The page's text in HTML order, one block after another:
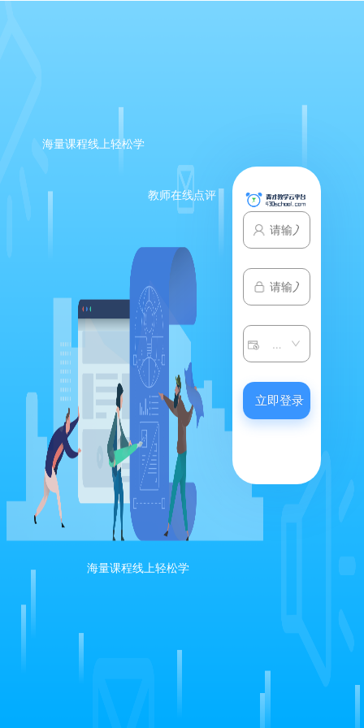
海量课程线上轻松学
教师在线点评
海量课程线上轻松学
请选择子系统
立即登录